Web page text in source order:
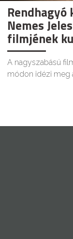
Nemes
filmjének
A nagyszabású
módon idézi meg